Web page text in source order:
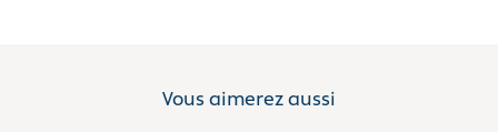
Vous aimerez aussi